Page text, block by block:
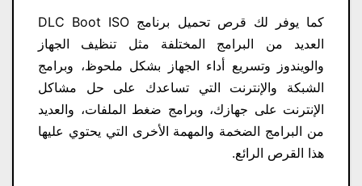
كما يوفر لك قرص تحميل برنامج DLC Boot ISO
العديد من البرامج المختلفة مثل تنظيف الجهاز
والويندوز وتسريع أداء الجهاز بشكل ملحوظ، وبرامج
الشبكة والإنترنت التي تساعدك على حل مشاكل
الإنترنت على جهازك، وبرامج ضغط الملفات، والعديد
من البرامج الضخمة والمهمة الأخرى التي يحتوي عليها
هذا القرص الرائع.